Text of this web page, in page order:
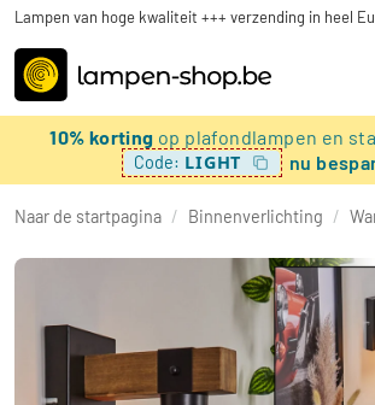
Lampen van hoge kwaliteit +++ verzending in heel
10% korting op plafondlampen en
Code: LIGHT nu
Naar de startpagina / Binnenverlichting /